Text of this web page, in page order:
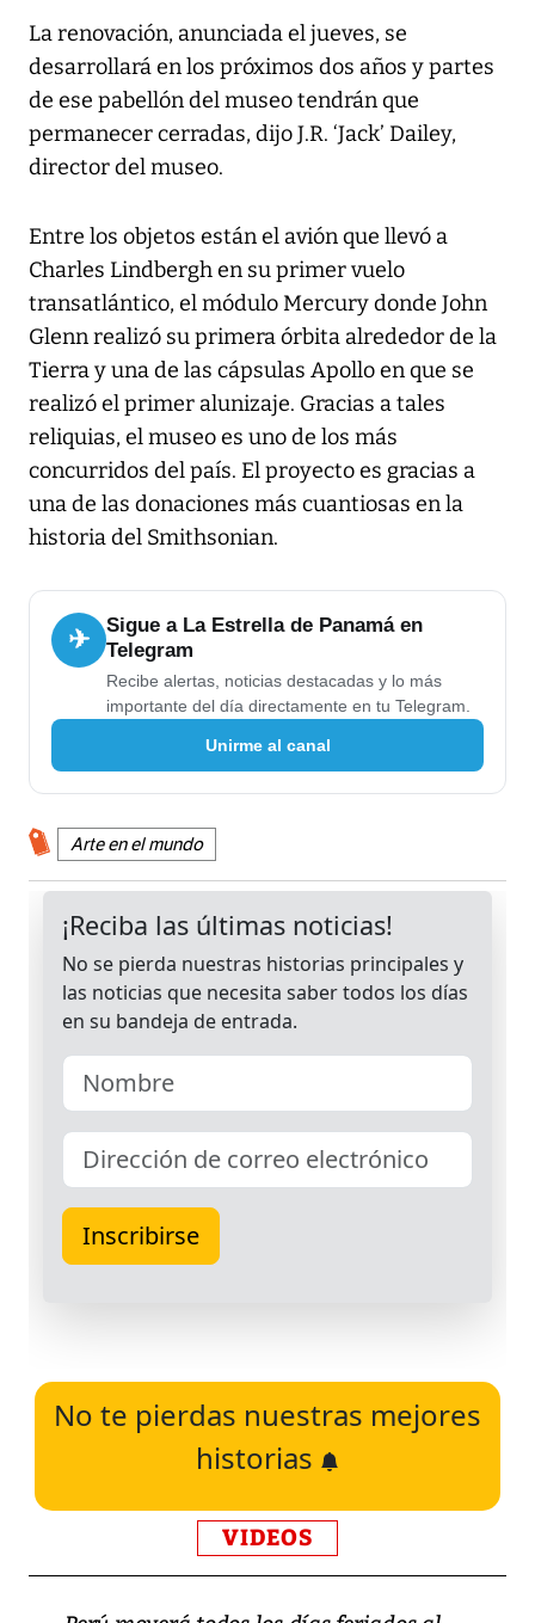
La renovación, anunciada el jueves, se
desarrollará en los próximos dos años y partes
de ese pabellón del museo tendrán que
permanecer cerradas, dijo J.R. ‘Jack’ Dailey,
director del museo.
Entre los objetos están el avión que llevó a
Charles Lindbergh en su primer vuelo
transatlántico, el módulo Mercury donde John
Glenn realizó su primera órbita alrededor de la
Tierra y una de las cápsulas Apollo en que se
realizó el primer alunizaje. Gracias a tales
reliquias, el museo es uno de los más
concurridos del país. El proyecto es gracias a
una de las donaciones más cuantiosas en la
historia del Smithsonian.
✈
Sigue a La Estrella de Panamá en
Telegram
Recibe alertas, noticias destacadas y lo más
importante del día directamente en tu Telegram.
Unirme al canal
Arte en el mundo
No te pierdas nuestras mejores
historias
VIDEOS